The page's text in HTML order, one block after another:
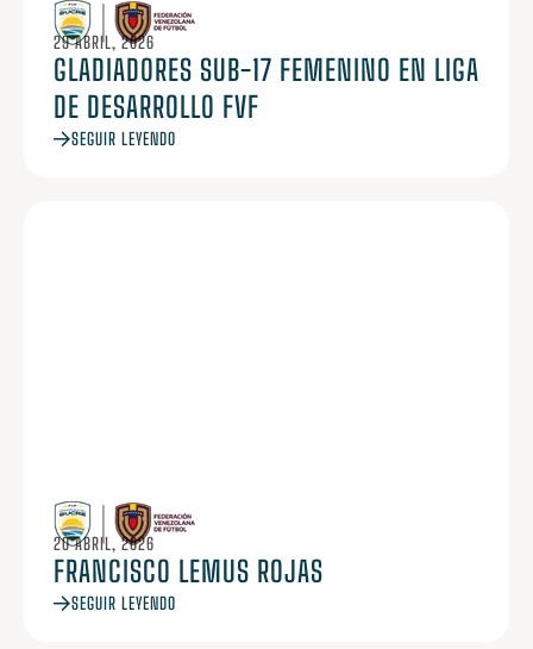
29 ABRIL, 2026
GLADIADORES SUB-17 FEMENINO EN LIGA
DE DESARROLLO FVF
SEGUIR LEYENDO
20 ABRIL, 2026
FRANCISCO LEMUS ROJAS
SEGUIR LEYENDO